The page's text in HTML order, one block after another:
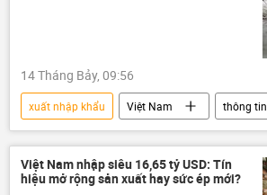
14 Tháng Bảy, 09:56
xuất nhập khẩu Việt Nam
thông tin
sản xuất
xuất khẩu
tôm hùm
tôm
Trung Quốc
Hoa Kỳ
thương mại
quan hệ thương mại
Việt Nam nhập siêu 16,65 tỷ USD: Tín
hiệu mở rộng sản xuất hay sức ép mới?